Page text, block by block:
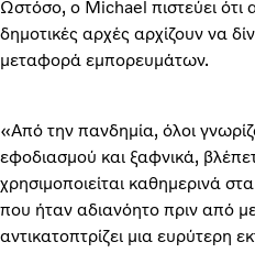
Ωστόσο, ο Michael πιστεύει ότι
δημοτικές αρχές αρχίζουν να
μεταφορά εμπορευμάτων.
«Από την πανδημία, όλοι
εφοδιασμού και ξαφνικά,
χρησιμοποιείται καθημερινά
που ήταν αδιανόητο πριν από
αντικατοπτρίζει μια ευρύτερη